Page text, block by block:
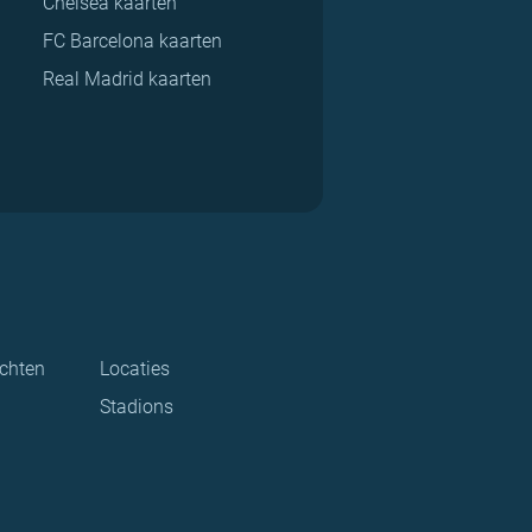
FC Barcelona kaarten
Real Madrid kaarten
Locaties
Stadions